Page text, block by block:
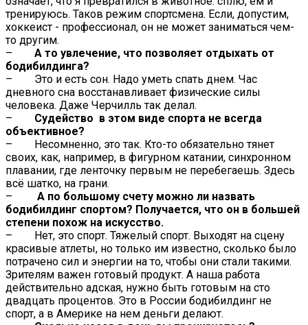
тренируюсь. Таков режим спортсмена. Если, допустим,
хоккеист - профессионал, он не может заниматься чем-
то другим.
– А то увлечение, что позволяет отдыхать от
бодибилдинга?
– Это и есть сон. Надо уметь спать днем. Час
дневного сна восстанавливает физические силы
человека. Даже Черчилль так делал.
– Судейство в этом виде спорта не всегда
объективное?
– Несомненно, это так. Кто-то обязательно тянет
своих, как, например, в фигурном катании, синхронном
плавании, где ленточку первым не перебегаешь. Здесь
всё шатко, на грани.
–
А по большому счету можно ли назвать
бодибилдинг спортом? Получается, что он в большей
степени похож на искусство.
– Нет, это спорт. Тяжелый спорт. Выходят на сцену
красивые атлеты, но только им известно, сколько было
потрачено сил и энергии на то, чтобы они стали такими.
Зрителям важен готовый продукт. А наша работа
действительно адская, нужно быть готовым на сто
двадцать процентов. Это в России бодибилдинг не
спорт, а в Америке на нем деньги делают.